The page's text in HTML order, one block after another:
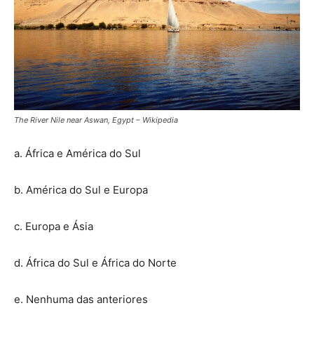
The River Nile near Aswan, Egypt – Wikipedia
a. África e América do Sul
b. América do Sul e Europa
c. Europa e Ásia
d. África do Sul e África do Norte
e. Nenhuma das anteriores